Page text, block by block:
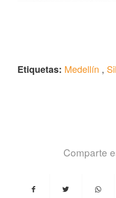
Etiquetas: Medellín ,
Comparte